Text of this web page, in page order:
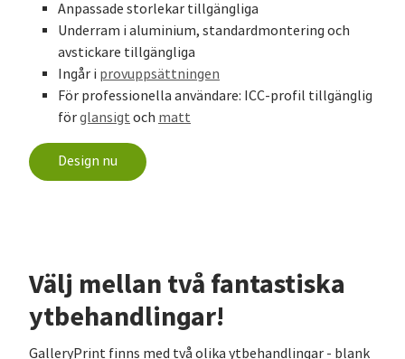
Anpassade storlekar tillgängliga
Underram i aluminium, standardmontering och
avstickare tillgängliga
Ingår i provuppsättningen
För professionella användare: ICC-profil tillgänglig
förglansigt och matt
Design nu
Välj mellan två fantastiska
ytbehandlingar!
GalleryPrint finns med två olika ytbehandlingar - blank